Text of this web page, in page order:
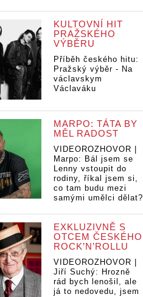
KULTOVNÍ HIT
PRAŽSKÉHO
VÝBĚRU
Příběh českého hitu:
Pražský výběr - Na
václavskym
Václaváku
MARPO: TÁTA BY
MĚL RADOST
VIDEOROZHOVOR |
Marpo: Bál jsem se
Lenny vstoupit do
rodiny, říkal jsem si,
co tam budu mezi
samými umělci dělat?
EXKLUZIVNĚ S
OTCEM ČESKÉHO
ROCK’N’ROLLU
VIDEOROZHOVOR |
Jiří Suchý: Hrozně
rád bych lenošil, ale
já to nedovedu, jsem